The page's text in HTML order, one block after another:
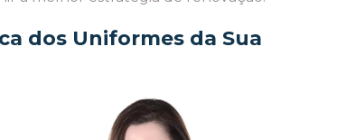
dos Uniformes da Sua